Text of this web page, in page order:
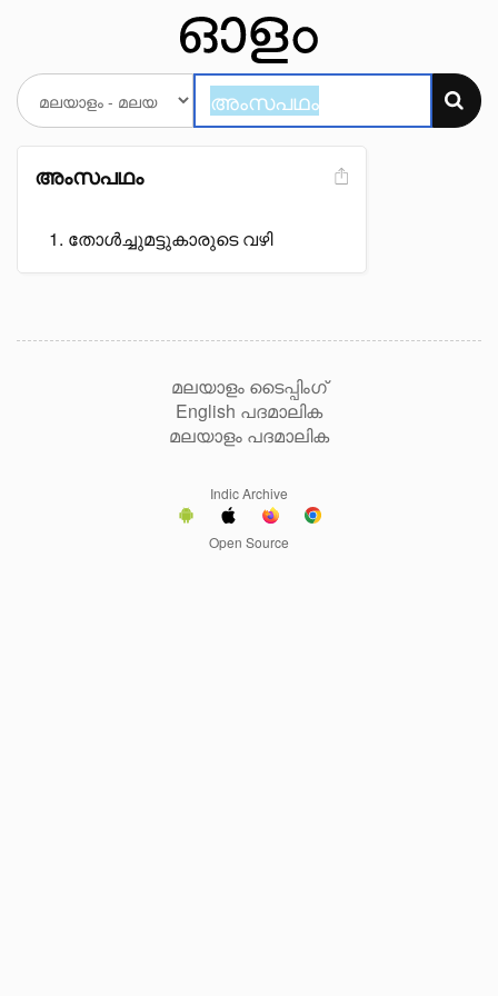
അംസപഥം
തോൾച്ചുമട്ടുകാരുടെ വഴി
മലയാളം ടൈപ്പിംഗ്
English പദമാലിക
മലയാളം പദമാലിക
Indic Archive
Open Source